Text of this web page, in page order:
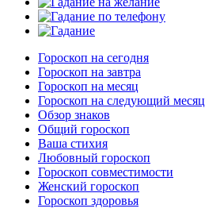
Гороскоп на сегодня
Гороскоп на завтра
Гороскоп на месяц
Гороскоп на следующий месяц
Обзор знаков
Общий гороскоп
Ваша стихия
Любовный гороскоп
Гороскоп совместимости
Женский гороскоп
Гороскоп здоровья